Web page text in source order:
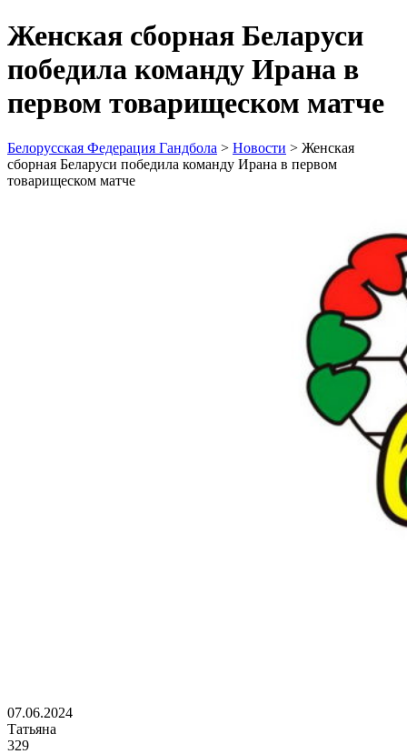
Женская сборная Беларуси
победила команду Ирана в
первом товарищеском матче
Белорусская Федерация Гандбола > Новости > Женская
сборная Беларуси победила команду Ирана в первом
товарищеском матче
07.06.2024
Татьяна
329